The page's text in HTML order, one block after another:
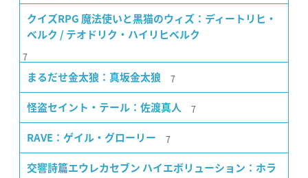
クイズRPG 魔法使いと黒猫のウィズ：ディートリヒ・
ベルク / テオドリク・ハイリヒベルク
7
まるだせ金太狼：真坂金太狼 7
怪盗セイント・テール：佐渡真人 7
RAVE：ゲイル・グローリー 7
交響詩篇エウレカセブン ハイエボリューション：ホラ